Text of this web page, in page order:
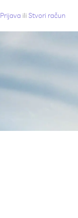
Prijava ili Stvori račun